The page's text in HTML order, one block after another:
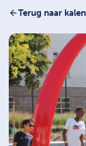
Terug naar